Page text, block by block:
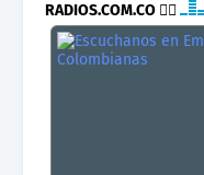
RADIOS.COM.CO 👉🏾